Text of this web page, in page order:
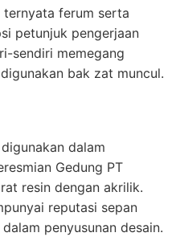
ferum serta
petunjuk pengerjaan
sendiri memegang
bak zat muncul.
dalam
Gedung PT
resin dengan akrilik.
reputasi sepan
penyusunan desain.